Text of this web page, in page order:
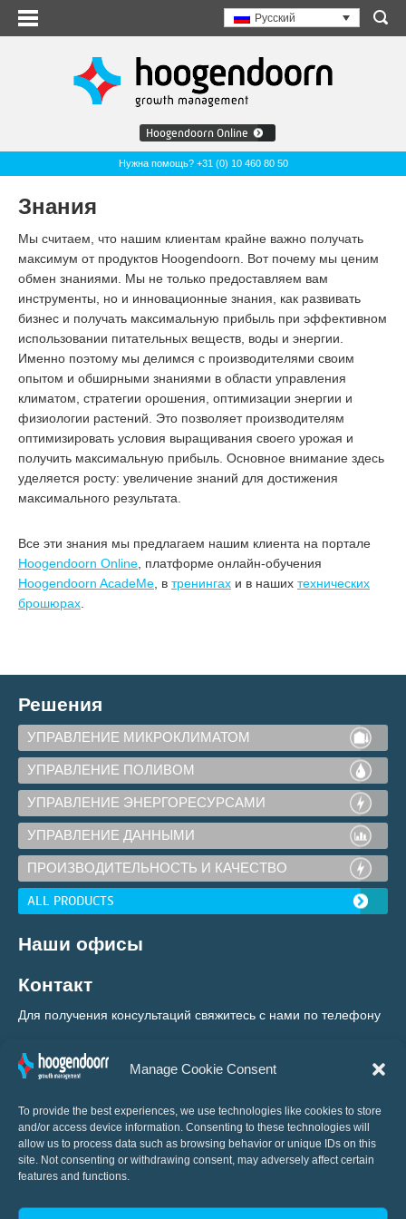
Manage Cookie Consent
To provide the best experiences, we use technologies like cookies to store
and/or access device information. Consenting to these technologies will
allow us to process data such as browsing behavior or unique IDs on this
site. Not consenting or withdrawing consent, may adversely affect certain
features and functions.
Русский
Hoogendoorn Online
Нужна помощь? +31 (0) 10 460 80 50
Знания
Мы считаем, что нашим клиентам крайне важно получать
максимум от продуктов Hoogendoorn. Вот почему мы ценим
обмен знаниями. Мы не только предоставляем вам
инструменты, но и инновационные знания, как развивать
бизнес и получать максимальную прибыль при эффективном
использовании питательных веществ, воды и энергии.
Именно поэтому мы делимся с производителями своим
опытом и обширными знаниями в области управления
климатом, стратегии орошения, оптимизации энергии и
физиологии растений. Это позволяет производителям
оптимизировать условия выращивания своего урожая и
получить максимальную прибыль. Основное внимание здесь
уделяется росту: увеличение знаний для достижения
максимального результата.
Все эти знания мы предлагаем нашим клиента на портале
Hoogendoorn Online , платформе онлайн-обучения
Hoogendoorn AcadeMe , в тренингах и в наших технических
брошюрах
Решения
УПРАВЛЕНИЕ МИКРОКЛИМАТОМ
УПРАВЛЕНИЕ ПОЛИВОМ
УПРАВЛЕНИЕ ЭНЕРГОРЕСУРСАМИ
УПРАВЛЕНИЕ ДАННЫМИ
ПРОИЗВОДИТЕЛЬНОСТЬ И КАЧЕСТВО
ALL PRODUCTS
Наши офисы
Контакт
Для получения консультаций свяжитесь с нами по телефону
+31 (0) 10 460 80 80